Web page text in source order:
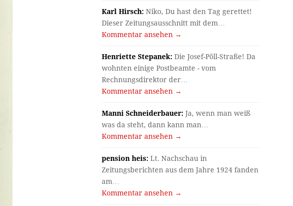
Karl Hirsch: Niko, Du hast den Tag gerettet!
Dieser Zeitungsausschnitt mit dem…
Kommentar ansehen →
Henriette Stepanek: Die Josef-Pöll-Straße! Da
wohnten einige Postbeamte - vom
Rechnungsdirektor der…
Kommentar ansehen →
Manni Schneiderbauer: Ja, wenn man weiß
was da steht, dann kann man…
Kommentar ansehen →
pension heis: Lt. Nachschau in
Zeitungsberichten aus dem Jahre 1924 fanden
am…
Kommentar ansehen →